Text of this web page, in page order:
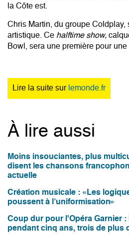
la Côte est.
Chris Martin, du groupe Coldplay,
artistique. Ce halftime show,
Bowl, sera une première pour
Lire la suite sur lemonde.fr
À lire aussi
Moins insouciantes, plus
disent les chansons
actuelle
Création musicale : «Les
poussent à l’uniformisation»
Coup dur pour l'Opéra Garnier :
pendant cinq ans, trois de plus